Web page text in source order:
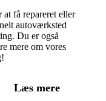
Læs mere
at få repareret eller
autoværksted
Du er også
mere om vores